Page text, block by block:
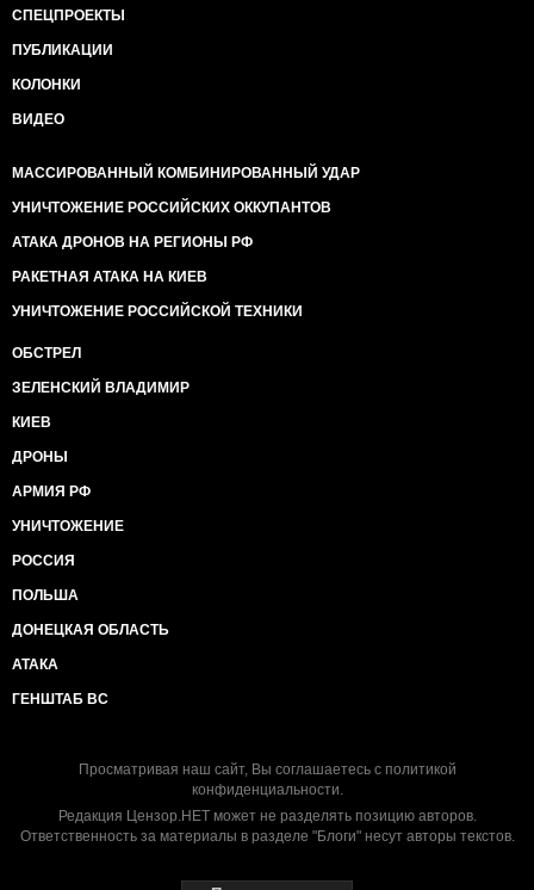
СПЕЦПРОЕКТЫ
ПУБЛИКАЦИИ
КОЛОНКИ
ВИДЕО
МАССИРОВАННЫЙ КОМБИНИРОВАННЫЙ УДАР
УНИЧТОЖЕНИЕ РОССИЙСКИХ ОККУПАНТОВ
АТАКА ДРОНОВ НА РЕГИОНЫ РФ
РАКЕТНАЯ АТАКА НА КИЕВ
УНИЧТОЖЕНИЕ РОССИЙСКОЙ ТЕХНИКИ
ОБСТРЕЛ
ЗЕЛЕНСКИЙ ВЛАДИМИР
КИЕВ
ДРОНЫ
АРМИЯ РФ
УНИЧТОЖЕНИЕ
РОССИЯ
ПОЛЬША
ДОНЕЦКАЯ ОБЛАСТЬ
АТАКА
ГЕНШТАБ ВС
Просматривая наш сайт, Вы соглашаетесь с политикой
конфиденциальности.
Редакция Цензор.НЕТ может не разделять позицию авторов.
Ответственность за материалы в разделе "Блоги" несут авторы текстов.